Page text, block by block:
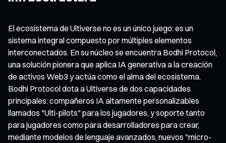
El ecosistema de Ultiverse no es un único juego: es un
sistema integral compuesto por múltiples elementos
interconectados. En su núcleo se encuentra Bodhi Protocol,
una solución pionera que aplica IA generativa a la creación
de activos Web3 y actúa como el alma del ecosistema.
Bodhi Protocol dota a Ultiverse de dos capacidades
principales: compañeros IA altamente personalizables
llamados "Ulti-pilots" para los jugadores, y soporte tanto
para jugadores como para desarrolladores para crear,
mediante modelos de lenguaje avanzados, nuevos "micro-